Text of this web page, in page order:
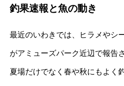
釣果速報と魚の動き
最近のいわきでは、ヒラメやシ
がアミューズパーク近辺で報告
夏場だけでなく春や秋にもよく